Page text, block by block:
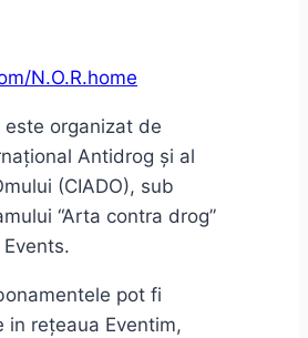
N.O.R.home
este organizat de
Antidrog și al
(CIADO), sub
“Arta contra drog”
pot fi
in rețeaua Eventim,